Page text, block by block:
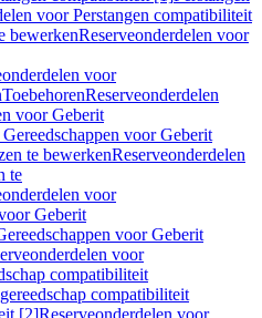
voor Perstangen compatibiliteit
bewerkenReserveonderdelen voor
voor
ToebehorenReserveonderdelen
voor Geberit
voor Geberit
te bewerkenReserveonderdelen
te
voor
Geberit
voor Geberit
voor
compatibiliteit
compatibiliteit
[2]Reserveonderdelen voor